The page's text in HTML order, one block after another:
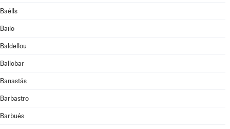
Baélls
Bailo
Baldellou
Ballobar
Banastás
Barbastro
Barbués